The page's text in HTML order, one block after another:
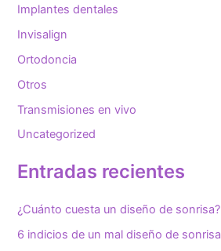
Implantes dentales
Invisalign
Ortodoncia
Otros
Transmisiones en vivo
Uncategorized
Entradas recientes
¿Cuánto cuesta un diseño de sonrisa?
6 indicios de un mal diseño de sonrisa